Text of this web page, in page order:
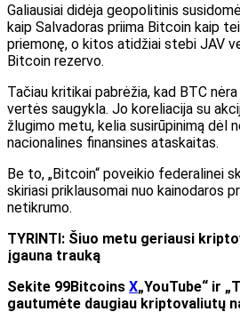
Galiausiai didėja geopolitinis
kaip Salvadoras priima Bitcoin kaip
priemonę, o kitos atidžiai stebi JAV
Bitcoin rezervo.
Tačiau kritikai pabrėžia, kad BTC
vertės saugykla. Jo koreliacija su
žlugimo metu, kelia susirūpinimą dėl
nacionalines finansines ataskaitas.
Be to, „Bitcoin“ poveikio federalinei
skiriasi priklausomai nuo kainodaros
netikrumo.
TYRINTI: Šiuo metu geriausi
įgauna trauką
Sekite 99Bitcoins X„YouTube“ ir
gautumėte daugiau kriptovaliutų